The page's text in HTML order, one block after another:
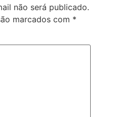
não será publicado.
marcados com *